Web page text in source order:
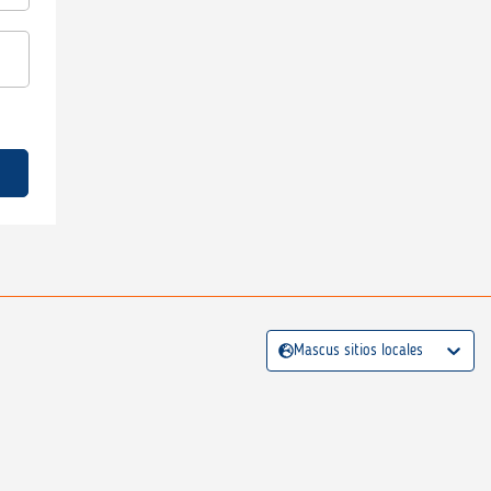
Mascus sitios locales